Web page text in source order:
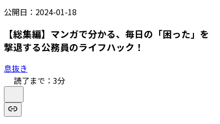
公開日： 2024-01-18
【総集編】マンガで分かる、毎日の「困った」を
撃退する公務員のライフハック！
息抜き
読了まで： 3分